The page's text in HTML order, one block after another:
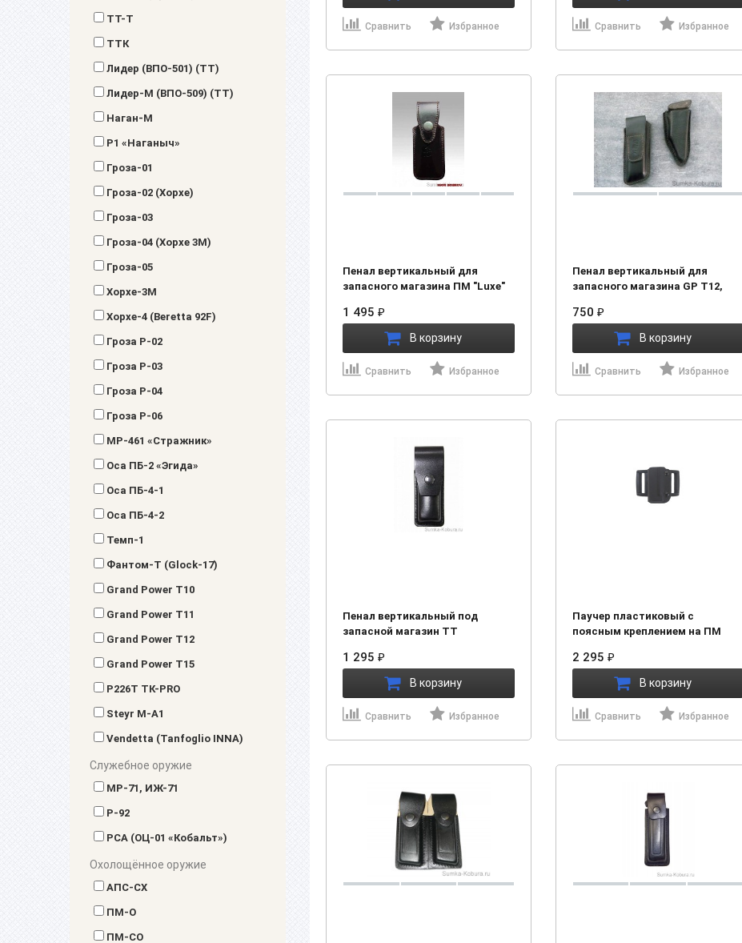
ТТ-Т
ТТК
Лидер (ВПО-501) (ТТ)
Лидер-М (ВПО-509) (ТТ)
Наган-М
Р1 «Наганыч»
Гроза-01
Гроза-02 (Хорхе)
Гроза-03
Гроза-04 (Хорхе 3М)
Гроза-05
Хорхе-3М
Хорхе-4 (Beretta 92F)
Гроза Р-02
Гроза Р-03
Гроза Р-04
Гроза Р-06
МР-461 «Стражник»
Оса ПБ-2 «Эгида»
Оса ПБ-4-1
Оса ПБ-4-2
Темп-1
Фантом-Т (Glock-17)
Grand Power T10
Grand Power T11
Grand Power T12
Grand Power T15
P226Т ТК-PRO
Steyr M-A1
Vendetta (Tanfoglio INNA)
Служебное оружие
MP-71, ИЖ-71
Р-92
РСА (ОЦ-01 «Кобальт»)
Охолощённое оружие
АПС-СХ
ПМ-О
ПМ-СО
Сравнить Избранное Сравнить Избранное
Пенал вертикальный для
запасного магазина ПМ "Luxe"
1 495 ₽
В корзину
Сравнить Избранное
Пенал вертикальный для
запасного магазина GP T12,
750 ₽
В корзину
Сравнить Избранное
Пенал вертикальный под
запасной магазин ТТ
1 295 ₽
В корзину
Сравнить Избранное
Паучер пластиковый с
поясным креплением на ПМ
2 295 ₽
В корзину
Сравнить Избранное